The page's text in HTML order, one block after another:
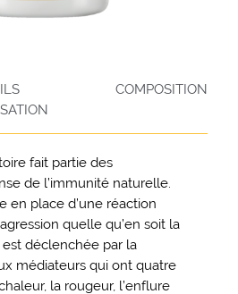
COMPOSITION
fait partie des
de l’immunité naturelle.
en place d’une réaction
quelle qu’en soit la
déclenchée par la
médiateurs qui ont quatre
la rougeur, l’enflure